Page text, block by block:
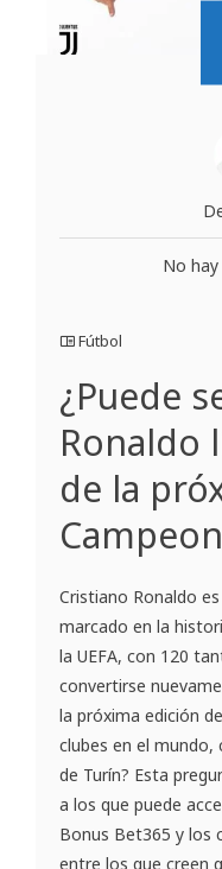
No
Fútbol
¿Puede
Ronaldo
de la
Cristiano Ronaldo
marcado en la
la UEFA, con 120
convertirse
la próxima edición
clubes en el mundo,
de Turín? Esta
a los que puede
Bonus Bet365 y los
entre los que creen